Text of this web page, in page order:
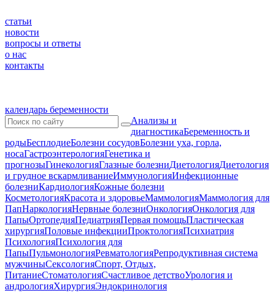
статьи
новости
вопросы и ответы
о нас
контакты
календарь беременности
Анализы и
диагностикаБеременность и
родыБесплодиеБолезни сосудовБолезни уха, горла,
носаГастроэнтерологияГенетика и
прогнозыГинекологияГлазные болезниДиетологияДиетология
и грудное вскармливаниеИммунологияИнфекционные
болезниКардиологияКожные болезни
КосметологияКрасота и здоровьеМаммологияМаммология для
ПапНаркологияНервные болезниОнкологияОнкология для
ПапыОртопедияПедиатрияПервая помощьПластическая
хирургияПоловые инфекцииПроктологияПсихиатрия
ПсихологияПсихология для
ПапыПульмонологияРевматологияРепродуктивная система
мужчиныСексологияСпорт, Отдых,
ПитаниеСтоматологияСчастливое детствоУрология и
андрологияХирургияЭндокринология